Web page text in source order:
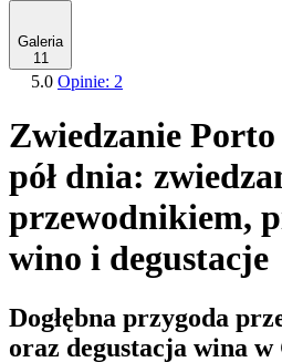
Galeria
11
5.0 Opinie: 2
Zwiedzanie
pół dnia:
przewodnikiem,
wino i degustacje
Dogłębna przygoda
oraz degustacja wina w